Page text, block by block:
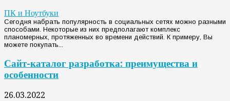
ПК и Ноутбуки
Сегодня набрать популярность в социальных сетях можно разными
способами. Некоторые из них предполагают комплекс
планомерных, протяженных во времени действий. К примеру, Вы
можете покупать...
Сайт-каталог разработка: преимущества и
особенности
26.03.2022